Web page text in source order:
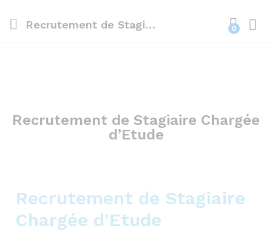
Recrutement de Stagiaire Chargée d’Etude 0
Recrutement de Stagiaire Chargée
d’Etude
Recrutement de Stagiaire
Chargée d'Etude